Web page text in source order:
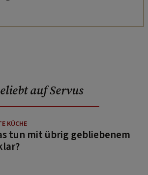
auf Servus
KÜCHE
tun mit übrig gebliebenem